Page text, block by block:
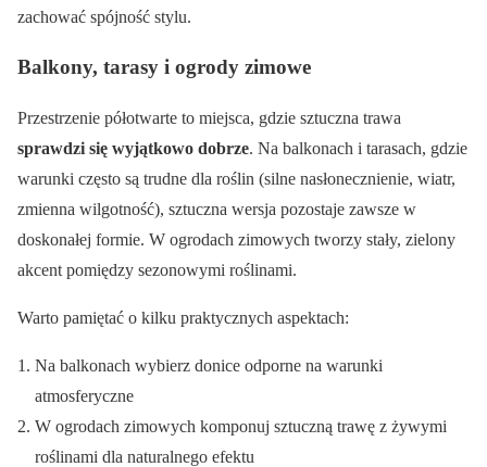
zachować spójność stylu.
Balkony, tarasy i ogrody zimowe
Przestrzenie półotwarte to miejsca, gdzie sztuczna trawa
sprawdzi się wyjątkowo dobrze. Na balkonach i tarasach, gdzie
warunki często są trudne dla roślin (silne nasłonecznienie, wiatr,
zmienna wilgotność), sztuczna wersja pozostaje zawsze w
doskonałej formie. W ogrodach zimowych tworzy stały, zielony
akcent pomiędzy sezonowymi roślinami.
Warto pamiętać o kilku praktycznych aspektach:
Na balkonach wybierz donice odporne na warunki
atmosferyczne
W ogrodach zimowych komponuj sztuczną trawę z żywymi
roślinami dla naturalnego efektu